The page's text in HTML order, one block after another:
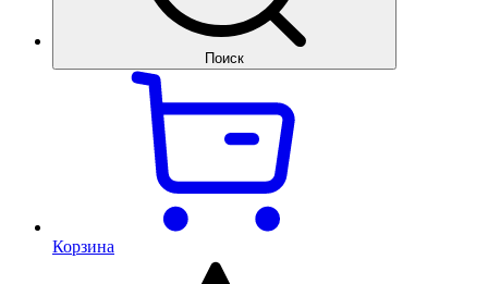
Поиск
Корзина